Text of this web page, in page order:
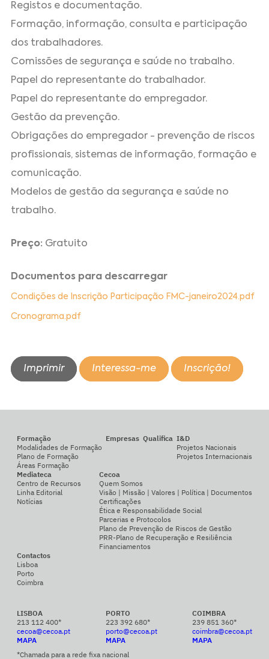
Registos e documentação.
Formação, informação, consulta e participação
dos trabalhadores.
Comissões de segurança e saúde no trabalho.
Papel do representante do trabalhador.
Papel do representante do empregador.
Gestão da prevenção.
Obrigações do empregador - prevenção de riscos
profissionais, sistemas de informação, formação e
comunicação.
Modelos de gestão da segurança e saúde no
trabalho.
Preço: Gratuito
Documentos para descarregar
Condições de Inscrição Participação FMC-janeiro2024.pdf
Cronograma.pdf
Imprimir Interessa-me Inscrição!
Formação
Modalidades de Formação
Plano de Formação
Áreas Formação
Empresas Qualifica I&D
Projetos Nacionais
Projetos Internacionais
Mediateca
Centro de Recursos
Linha Editorial
Notícias
Cecoa
Quem Somos
Visão | Missão | Valores | Política | Documentos
Certificações
Ética e Responsabilidade Social
Parcerias e Protocolos
Plano de Prevenção de Riscos de Gestão
PRR-Plano de Recuperação e Resiliência
Financiamentos
Contactos
Lisboa
Porto
Coimbra
LISBOA
213 112 400*
cecoa@cecoa.pt
MAPA
PORTO
223 392 680*
porto@cecoa.pt
MAPA
COIMBRA
239 851 360*
coimbra@cecoa.pt
MAPA
*Chamada para a rede fixa nacional